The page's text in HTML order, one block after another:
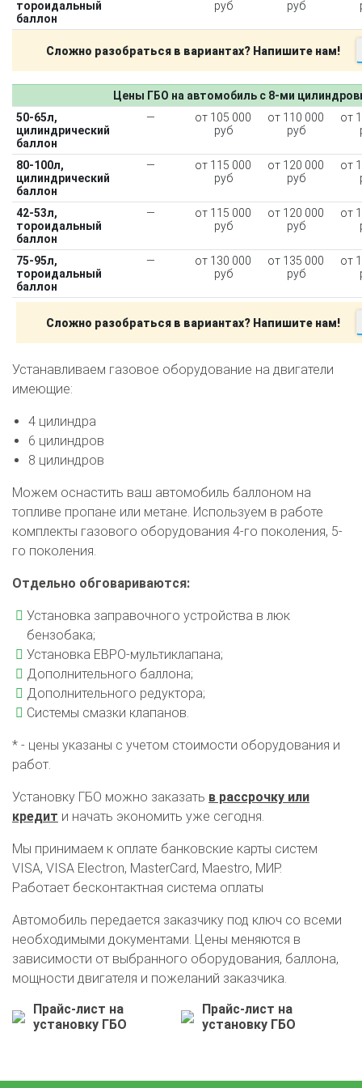
О автосервисе
Отзывы клиентов
Установка ГБО за 6 часов
тороидальный
баллон
руб руб
Сложно разобраться в вариантах? Напишите нам!
Цены ГБО на автомобиль с 8-ми
50-65л,
цилиндрический
баллон
—
от 105 000
руб
от 110 000
руб
от
80-100л,
цилиндрический
баллон
—
от 115 000
руб
от 120 000
руб
от
42-53л,
тороидальный
баллон
—
от 115 000
руб
от 120 000
руб
от
75-95л,
тороидальный
баллон
—
от 130 000
руб
от 135 000
руб
от
Сложно разобраться в вариантах? Напишите нам!
Устанавливаем газовое оборудование на двигатели
имеющие:
4 цилиндра
6 цилиндров
8 цилиндров
Можем оснастить ваш автомобиль баллоном на
топливе пропане или метане. Используем в работе
комплекты газового оборудования 4-го поколения, 5-
го поколения.
Отдельно обговариваются:
Установка заправочного устройства в люк
бензобака;
Установка ЕВРО-мультиклапана;
Дополнительного баллона;
Дополнительного редуктора;
Системы смазки клапанов.
* - цены указаны с учетом стоимости оборудования и
работ.
Установку ГБО можно заказать в рассрочку или
кредит и начать экономить уже сегодня.
Мы принимаем к оплате банковские карты систем
VISA, VISA Electron, MasterCard, Maestro, МИР.
Работает бесконтактная система оплаты
Автомобиль передается заказчику под ключ со всеми
необходимыми документами. Цены меняются в
зависимости от выбранного оборудования, баллона,
мощности двигателя и пожеланий заказчика.
Прайс-лист на
установку ГБО
Прайс-лист на
установку ГБО